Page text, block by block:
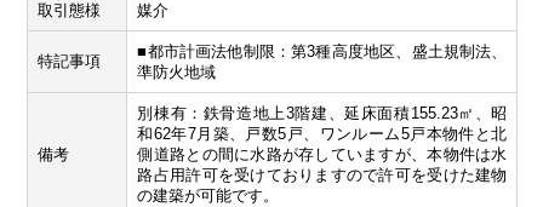
取引態様 媒介
特記事項
■都市計画法他制限：第3種高度地区、盛土規制法、
準防火地域
備考
別棟有：鉄骨造地上3階建、延床面積155.23㎡、昭
和62年7月築、戸数5戸、ワンルーム5戸本物件と北
側道路との間に水路が存していますが、本物件は水
路占用許可を受けておりますので許可を受けた建物
の建築が可能です。